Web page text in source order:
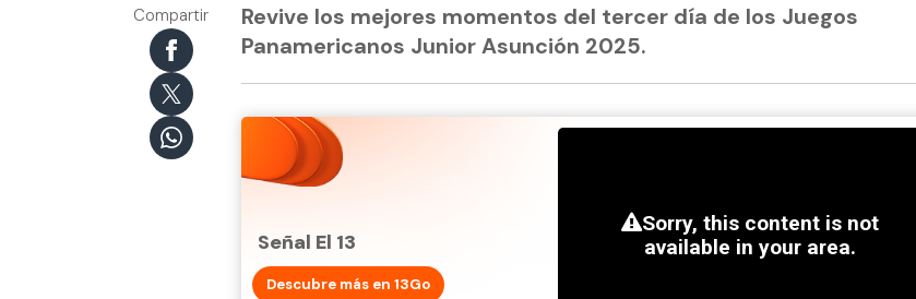
Compartir
Revive los mejores momentos del tercer día de los Juegos
Panamericanos Junior Asunción 2025.
Señal El 13
Descubre más en 13Go